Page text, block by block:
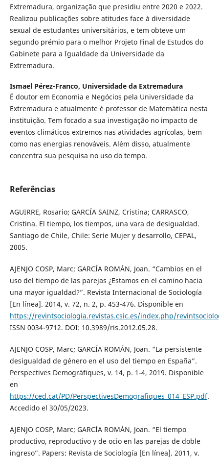
Extremadura, organização que presidiu entre 2020 e 2022.
Realizou publicações sobre atitudes face à diversidade
sexual de estudantes universitários, e tem obteve um
segundo prémio para o melhor Projeto Final de Estudos do
Gabinete para a Igualdade da Universidade da
Extremadura.
Ismael Pérez-Franco, Universidade da Extremadura
É doutor em Economia e Negócios pela Universidade da
Extremadura e atualmente é professor de Matemática nesta
instituição. Tem focado a sua investigação no impacto de
eventos climáticos extremos nas atividades agrícolas, bem
como nas energias renováveis. Além disso, atualmente
concentra sua pesquisa no uso do tempo.
Referências
AGUIRRE, Rosario; GARCÍA SAINZ, Cristina; CARRASCO,
Cristina. El tiempo, los tiempos, una vara de desigualdad.
Santiago de Chile, Chile: Serie Mujer y desarrollo, CEPAL,
2005.
AJENJO COSP, Marc; GARCÍA ROMÁN, Joan. “Cambios en el
uso del tiempo de las parejas ¿Estamos en el camino hacia
una mayor igualdad?”. Revista Internacional de Sociología
[En línea]. 2014, v. 72, n. 2, p. 453-476. Disponible en
https://revintsociologia.revistas.csic.es/index.php/
ISSN 0034-9712. DOI: 10.3989/ris.2012.05.28.
AJENJO COSP, Marc; GARCÍA ROMÁN, Joan. “La persistente
desigualdad de género en el uso del tiempo en España”.
Perspectives Demogràfiques, v. 14, p. 1-4, 2019. Disponible
en
https://ced.cat/PD/PerspectivesDemografiques_014_ESP.pdf.
Accedido el 30/05/2023.
AJENJO COSP, Marc; GARCÍA ROMÁN, Joan. “El tiempo
productivo, reproductivo y de ocio en las parejas de doble
ingreso”. Papers: Revista de Sociología [En línea]. 2011, v.